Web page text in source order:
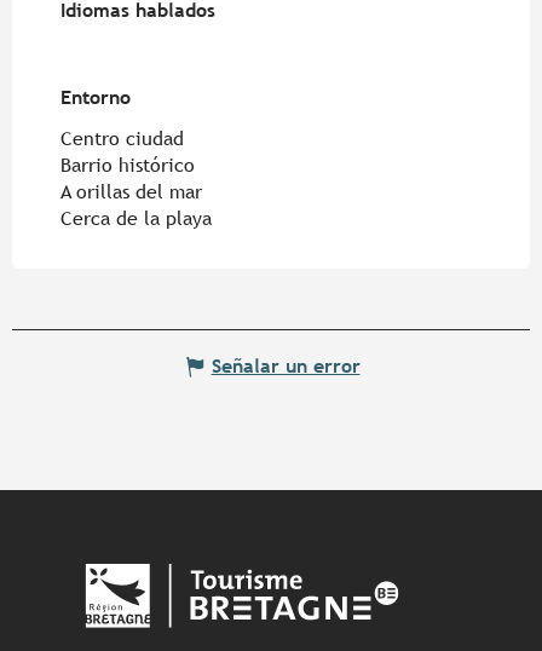
Idiomas hablados
Idiomas hablados
Entorno
Entorno
Centro ciudad
Barrio histórico
A orillas del mar
Cerca de la playa
Señalar un error